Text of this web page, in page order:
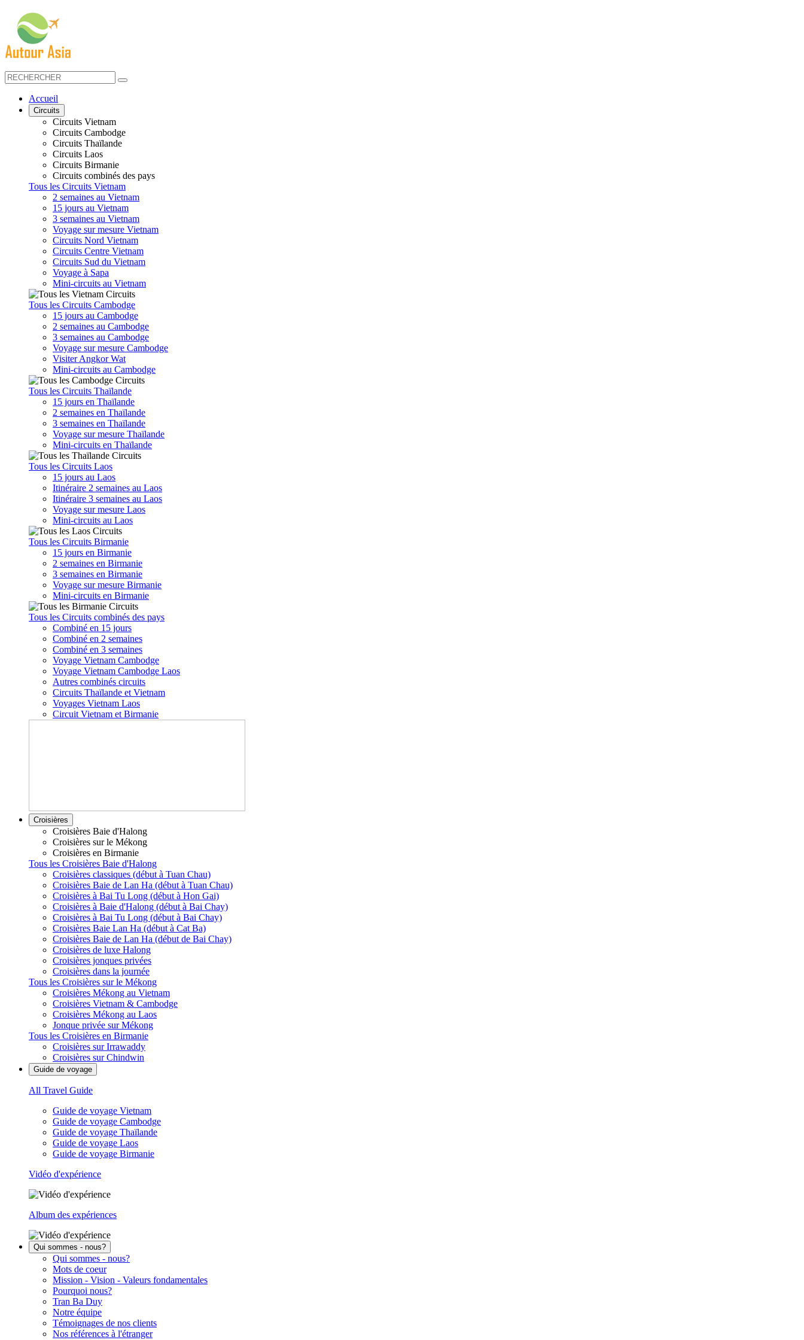
Accueil
Circuits
Circuits Vietnam
Circuits Cambodge
Circuits Thaïlande
Circuits Laos
Circuits Birmanie
Circuits combinés des pays
Tous les Circuits Vietnam
2 semaines au Vietnam
15 jours au Vietnam
3 semaines au Vietnam
Voyage sur mesure Vietnam
Circuits Nord Vietnam
Circuits Centre Vietnam
Circuits Sud du Vietnam
Voyage à Sapa
Mini-circuits au Vietnam
Tous les Circuits Cambodge
15 jours au Cambodge
2 semaines au Cambodge
3 semaines au Cambodge
Voyage sur mesure Cambodge
Visiter Angkor Wat
Mini-circuits au Cambodge
Tous les Circuits Thaïlande
15 jours en Thaïlande
2 semaines en Thaïlande
3 semaines en Thaïlande
Voyage sur mesure Thaïlande
Mini-circuits en Thaïlande
Tous les Circuits Laos
15 jours au Laos
Itinéraire 2 semaines au Laos
Itinéraire 3 semaines au Laos
Voyage sur mesure Laos
Mini-circuits au Laos
Tous les Circuits Birmanie
15 jours en Birmanie
2 semaines en Birmanie
3 semaines en Birmanie
Voyage sur mesure Birmanie
Mini-circuits en Birmanie
Tous les Circuits combinés des pays
Combiné en 15 jours
Combiné en 2 semaines
Combiné en 3 semaines
Voyage Vietnam Cambodge
Voyage Vietnam Cambodge Laos
Autres combinés circuits
Circuits Thaïlande et Vietnam
Voyages Vietnam Laos
Circuit Vietnam et Birmanie
Croisières
Croisières Baie d'Halong
Croisières sur le Mékong
Croisières en Birmanie
Tous les Croisières Baie d'Halong
Croisières classiques (début à Tuan Chau)
Croisières Baie de Lan Ha (début à Tuan Chau)
Croisières à Bai Tu Long (début à Hon Gai)
Croisières à Baie d'Halong (début à Bai Chay)
Croisières à Bai Tu Long (début à Bai Chay)
Croisières Baie Lan Ha (début à Cat Ba)
Croisières Baie de Lan Ha (début de Bai Chay)
Croisières de luxe Halong
Croisières jonques privées
Croisières dans la journée
Tous les Croisières sur le Mékong
Croisières Mékong au Vietnam
Croisières Vietnam & Cambodge
Croisières Mékong au Laos
Jonque privée sur Mékong
Tous les Croisières en Birmanie
Croisières sur Irrawaddy
Croisières sur Chindwin
Guide de voyage
All Travel Guide
Guide de voyage Vietnam
Guide de voyage Cambodge
Guide de voyage Thaïlande
Guide de voyage Laos
Guide de voyage Birmanie
Vidéo d'expérience
Album des expériences
Qui sommes - nous?
Qui sommes - nous?
Mots de coeur
Mission - Vision - Valeurs fondamentales
Pourquoi nous?
Tran Ba Duy
Notre équipe
Témoignages de nos clients
Nos références à l'étranger